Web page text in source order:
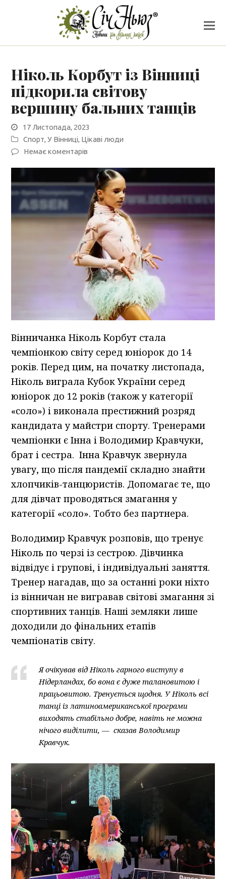
Ніколь Корбут із Вінниці
підкорила світову
вершину бальних танців
17 Листопада, 2023
Спорт,У Вінниці, Цікаві люди
Немає коментарів
Вінничанка Ніколь Корбут стала
чемпіонкою світу серед юніорок до 14
років. Перед цим, на початку листопада,
Ніколь виграла Кубок України серед
юніорок до 12 років (також у категорії
«соло») і виконала престижний розряд
кандидата у майстри спорту. Тренерами
чемпіонки є Інна і Володимир Кравчуки,
брат і сестра. Інна Кравчук звернула
увагу, що після пандемії складно знайти
хлопчиків-танцюристів. Допомагає те, що
для дівчат проводяться змагання у
категорії «соло». Тобто без партнера.
Володимир Кравчук розповів, що тренує
Ніколь по черзі із сестрою. Дівчинка
відвідує і групові, і індивідуальні заняття.
Тренер нагадав, що за останні роки ніхто
із вінничан не вигравав світові змагання зі
спортивних танців. Наші земляки лише
доходили до фінальних етапів
чемпіонатів світу.
Я очікував від Ніколь гарного виступу в
Нідерландах, бо вона є дуже талановитою і
працьовитою. Тренується щодня. У Ніколь всі
танці із латиноамериканської програми
виходять стабільно добре, навіть не можна
нічого виділити, — сказав Володимир
Кравчук.